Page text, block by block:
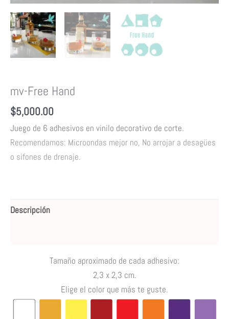
mv-Free Hand
$5,000.00
Juego de 6 adhesivos en vinilo decorativo de corte.
Recomendamos: Microondas mejor no, No arrojar a desagües
o sifones de drenaje.
Descripción
Tamaño aproximado de cada adhesivo:
2,3 x 2,3 cm.
Elige el color que más te guste.